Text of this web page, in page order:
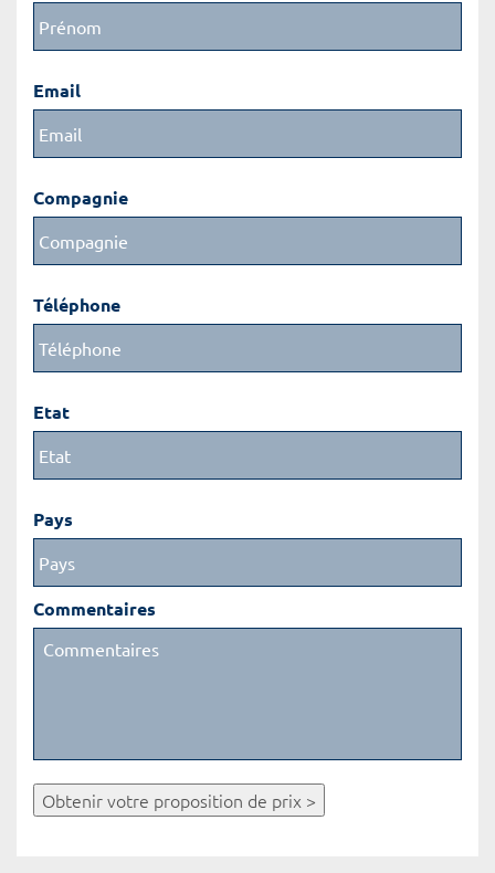
Email
Compagnie
Téléphone
Etat
Pays
Commentaires
Obtenir votre proposition de prix >